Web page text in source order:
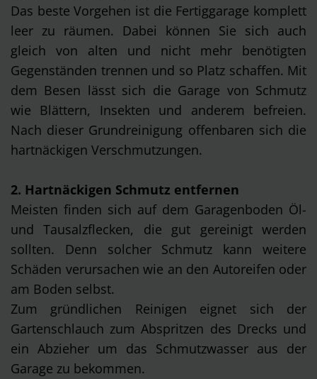
Das beste Vorgehen ist die Fertiggarage komplett
leer zu räumen. Dabei können Sie sich auch
gleich von alten und nicht mehr benötigten
Gegenständen trennen und so Platz schaffen. Mit
dem Besen lässt sich die Garage von Schmutz
wie Blättern, Insekten und anderem befreien.
Nach dieser Grundreinigung offenbaren sich die
hartnäckigen Verschmutzungen.
2. Hartnäckigen Schmutz entfernen
Meisten finden sich auf dem Garagenboden Öl-
und Tausalzflecken, die gut gereinigt werden
sollten. Denn solcher Schmutz kann weitere
Schäden verursachen wie an den Autoreifen oder
am Boden selbst.
Zum gründlichen Reinigen eignet sich der
Gartenschlauch zum Abspritzen des Drecks und
ein Abzieher um das Schmutzwasser aus der
Garage zu bekommen.